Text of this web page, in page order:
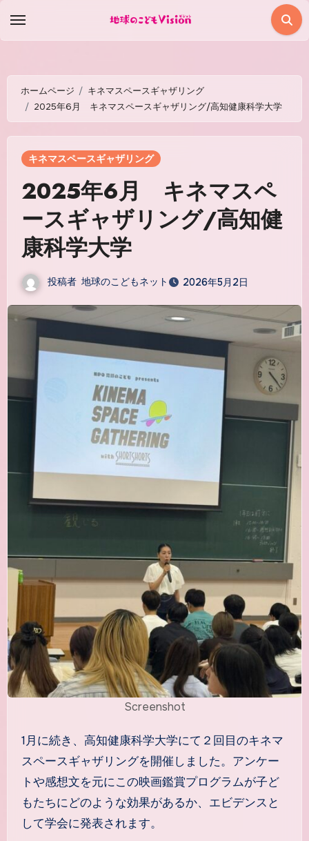
ス
ホームページ
キネマスペースギャザリング
2025年6月 キネマスペースギャザリング/高知健康科学大学
キネマスペースギャザリング
2025年6月 キネマスペ
ースギャザリング/高知健
康科学大学
投稿者 地球のこどもネット 2026年5月2日
Screenshot
1月に続き、高知健康科学大学にて２回目のキネマ
スペースギャザリングを開催しました。アンケー
トや感想文を元にこの映画鑑賞プログラムが子ど
もたちにどのような効果があるか、エビデンスと
して学会に発表されます。